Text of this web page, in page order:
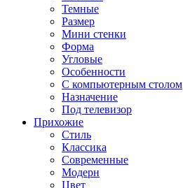
Темные
Размер
Мини стенки
Форма
Угловые
Особенности
С компьютерным столом
Назначение
Под телевизор
Прихожие
Стиль
Классика
Современные
Модерн
Цвет